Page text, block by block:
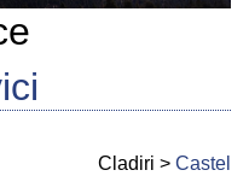
Cladiri > Castel